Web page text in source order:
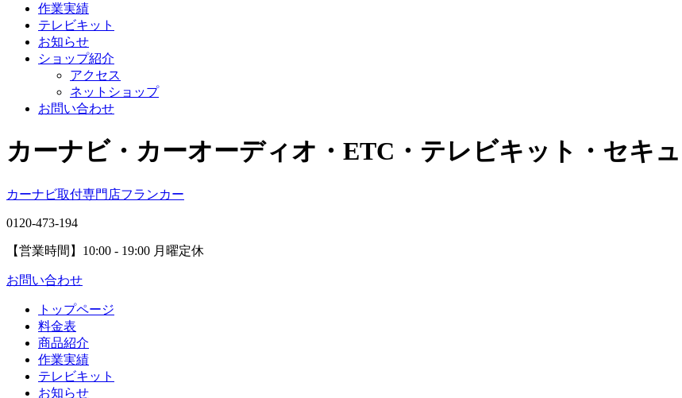
作業実績
テレビキット
お知らせ
ショップ紹介
アクセス
ネットショップ
お問い合わせ
カーナビ・カーオーディオ・ETC・テレビキット・セキ
カーナビ取付専⾨店フランカー
0120-473-194
【営業時間】 10:00 - 19:00 月曜定休
お問い合わせ
トップページ
料金表
商品紹介
作業実績
テレビキット
お知らせ